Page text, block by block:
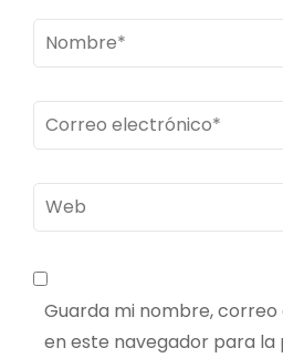
Nombre*
Correo
electrónico*
Web
Guarda mi nombre,
en este navegador para la